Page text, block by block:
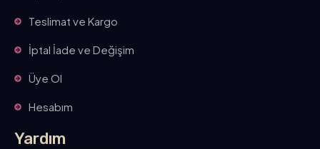
Teslimat ve Kargo
İptal İade ve Değişim
Üye Ol
Hesabım
Yardım